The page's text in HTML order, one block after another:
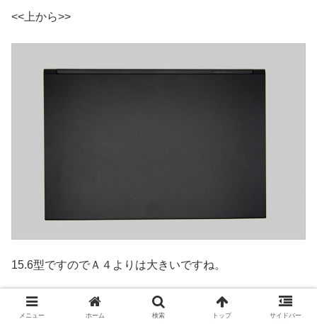
<<上から>>
15.6型ですのでＡ４よりは大きいですね。
メニュー ホーム 検索 トップ サイドバー